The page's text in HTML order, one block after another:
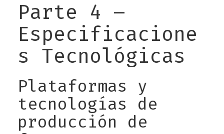
Parte 4 –
Especificacione
s Tecnológicas
Plataformas y
tecnologías de
producción de